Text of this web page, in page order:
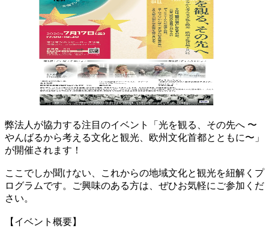
弊法人が協力する注目のイベント「光を観る、その先へ 〜
やんばるから考える文化と観光、欧州文化首都とともに〜」
が開催されます！
ここでしか聞けない、これからの地域文化と観光を紐解くプ
ログラムです。ご興味のある方は、ぜひお気軽にご参加くだ
さい。
【イベント概要】